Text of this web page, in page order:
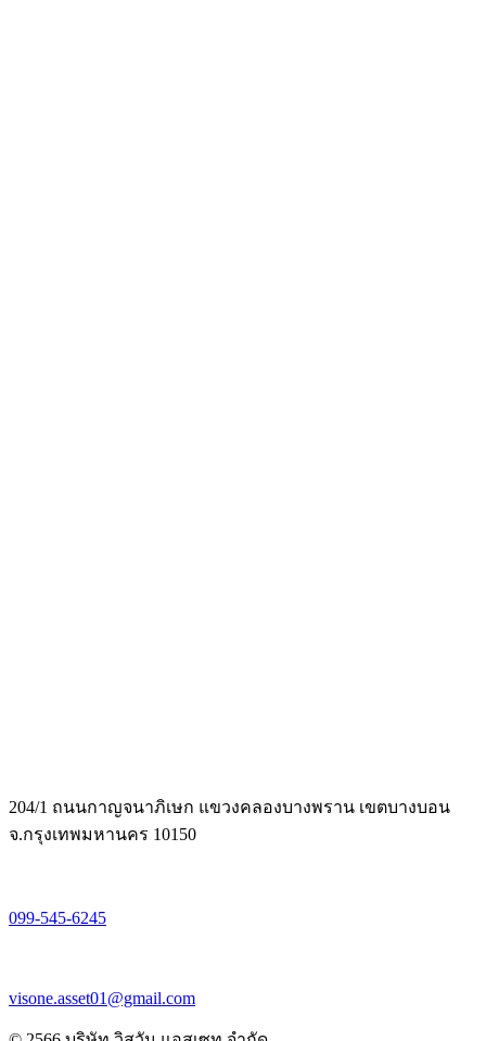
204/1 ถนนกาญจนาภิเษก แขวงคลองบางพราน เขตบางบอน
จ.กรุงเทพมหานคร 10150
099-545-6245
visone.asset01@gmail.com